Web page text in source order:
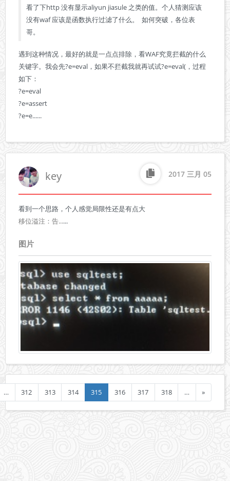
看了下http 没有显示aliyun jiasule 之类的值。个人猜测应该
没有waf 应该是函数执行过滤了什么。  如何突破，各位表
哥。
遇到这种情况，最好的就是一点点排除，看WAF究竟拦截的什么
关键字。我会先?e=eval，如果不拦截我就再试试?e=eval(，过程
如下：
?e=eval
?e=assert
?e=e......
key 2017 三月 05
移位溢注：告......
图片
… 312 313 314 315 316 317 318 … »